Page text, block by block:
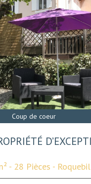
Coup de coeur
- 28 Pièces -